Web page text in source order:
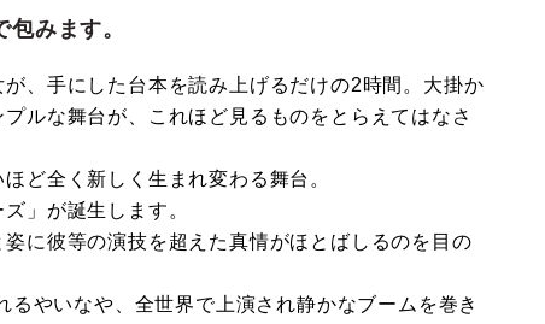
みます。
、手にした台本を読み上げるだけの2時間。大掛か
ルな舞台が、これほど見るものをとらえてはなさ
ど全く新しく生まれ変わる舞台。
」が誕生します。
に彼等の演技を超えた真情がほとばしるのを目の
やいなや、全世界で上演され静かなブームを巻き